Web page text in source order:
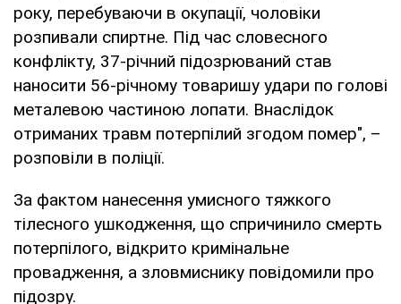
року, перебуваючи в окупації, чоловіки
розпивали спиртне. Під час словесного
конфлікту, 37-річний підозрюваний став
наносити 56-річному товаришу удари по голові
металевою частиною лопати. Внаслідок
отриманих травм потерпілий згодом помер", –
розповіли в поліції.
За фактом нанесення умисного тяжкого
тілесного ушкодження, що спричинило смерть
потерпілого, відкрито кримінальне
провадження, а зловмиснику повідомили про
підозру.